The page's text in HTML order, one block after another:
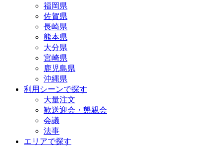
福岡県
佐賀県
長崎県
熊本県
大分県
宮崎県
鹿児島県
沖縄県
利用シーンで探す
大量注文
歓送迎会・懇親会
会議
法事
エリアで探す